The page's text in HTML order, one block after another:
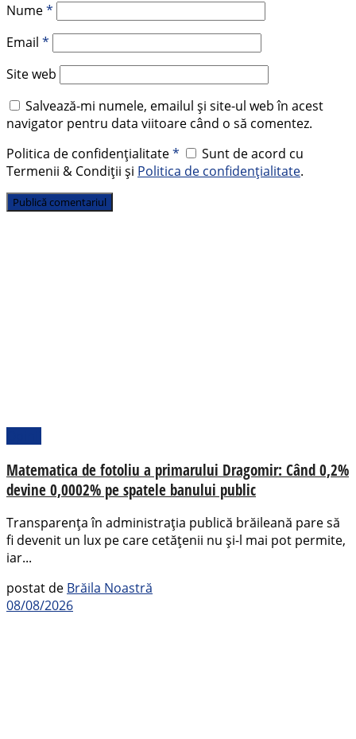
Nume*
Email *
Site web
Salvează-mi numele, emailul și site-ul web în acest
navigator pentru data viitoare când o să comentez.
Politica de confidențialitate*
Sunt de acord cu
Termenii & Condiții și Politica de confidențialitate.
Matematica de fotoliu a primarului Dragomir: Când 0,2%
devine 0,0002% pe spatele banului public
Transparența în administrația publică brăileană pare să
fi devenit un lux pe care cetățenii nu și-l mai pot permite,
iar...
postat de Brăila Noastră
08/08/2026